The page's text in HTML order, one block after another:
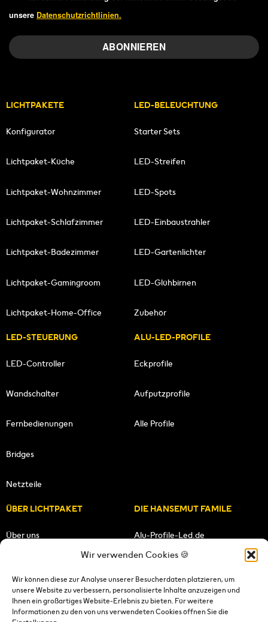
Wir verwenden Cookies 🍪
Wir können diese zur Analyse unserer Besucherdaten platzieren, um
unsere Website zu verbessern, personalisierte Inhalte anzuzeigen und
Ihnen ein großartiges Website-Erlebnis zu bieten. Für weitere
Informationen zu den von uns verwendeten Cookies öffnen Sie die
unsere Datenschutzrichtlinien.
LICHTPAKETE
Konfigurator
Lichtpaket-Küche
Lichtpaket-Wohnzimmer
Lichtpaket-Schlafzimmer
Lichtpaket-Badezimmer
Lichtpaket-Gamingroom
Lichtpaket-Home-Office
LED-BELEUCHTUNG
Starter Sets
LED-Streifen
LED-Spots
LED-Einbaustrahler
LED-Gartenlichter
LED-Glühbirnen
Zubehör
LED-STEUERUNG
LED-Controller
Wandschalter
Fernbedienungen
Bridges
Netzteile
ALU-LED-PROFILE
Eckprofile
Aufputzprofile
Alle Profile
ÜBER LICHTPAKET
Über uns
Unser Team
DIE HANSEMUT FAMILE
Alu-Profile-Led.de
Lichtpaket.de